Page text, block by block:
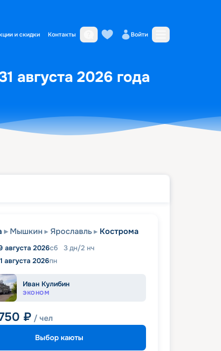
и скидки Контакты Войти
августа 2026 года
Мышкин Ярославль Кострома
августа 2026сб 3 дн/2 нч
августа 2026пн
Иван Кулибин
ЭКОНОМ
₽ / чел
Выбор каюты